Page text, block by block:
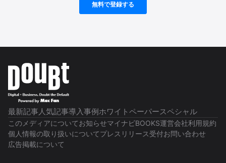
最新記事人気記事導入事例ホワイトペーパースペシャル
このメディアについてお知らせマイナビBOOKS運営会社利用規約
個人情報の取り扱いについてプレスリリース受付お問い合わせ
広告掲載について